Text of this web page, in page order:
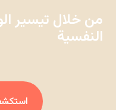
من خلال تيسير
النفسية